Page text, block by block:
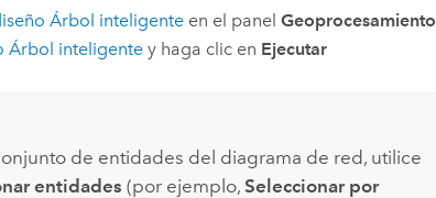
Árbol inteligenteen el panel Geoprocesamiento
Árbol inteligentey haga clic en Ejecutar
de entidades del diagrama de red, utilice
entidades (por ejemplo, Seleccionar por